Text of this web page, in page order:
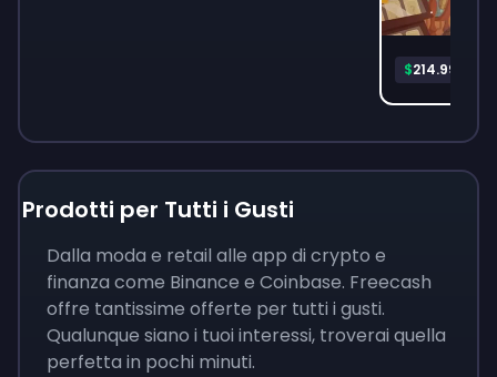
$214.99
Prodotti per Tutti i Gusti
Dalla moda e retail alle app di crypto e
finanza come Binance e Coinbase. Freecash
offre tantissime offerte per tutti i gusti.
Qualunque siano i tuoi interessi, troverai quella
perfetta in pochi minuti.